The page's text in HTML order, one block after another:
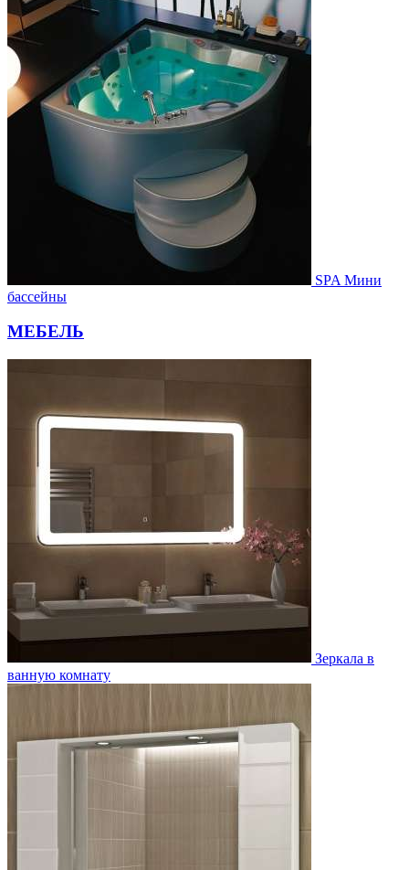
SPA Мини
бассейны
МЕБЕЛЬ
Зеркала в
ванную комнату